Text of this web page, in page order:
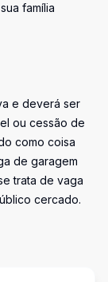
família
e deverá ser
ou cessão de
como coisa
de garagem
trata de vaga
cercado.